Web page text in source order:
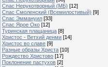
Спас Нерукотворный (МБ) [12]
Спас Смоленский (Всемилостивый) [9]
Спас Эммануил [33]
Спас Ярое Око [12]
Туринская плащаница [8]
Христос - Ветхий денми [14]
Христос во славе [9]
Разные образы Христа [10]
Рождество Христово [17]
Поклонение пастухов [2]